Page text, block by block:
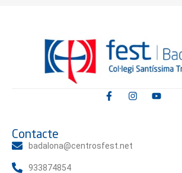
Contacte
badalona@centrosfest.net
933874854